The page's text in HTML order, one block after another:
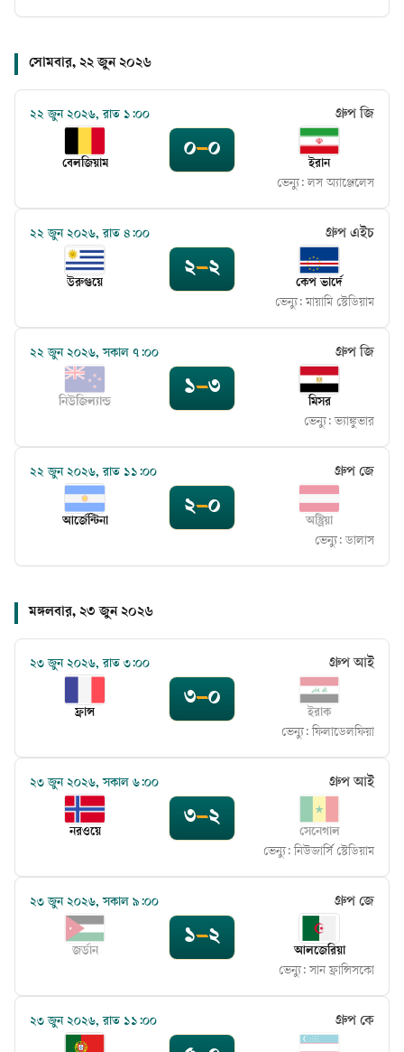
সোমবার, ২২ জুন ২০২৬
২২ জুন ২০২৬, রাত ১:০০ গ্রুপ জি
বেলজিয়াম
০–০
ইরান
ভেন্যু:লস অ্যাঞ্জেলেস
২২ জুন ২০২৬, রাত ৪:০০ গ্রুপ এইচ
উরুগুয়ে
২–২
কেপ ভার্দে
ভেন্যু: মায়ামি স্টেডিয়াম
২২ জুন ২০২৬, সকাল ৭:০০ গ্রুপ জি
নিউজিল্যান্ড
১–৩
মিসর
ভেন্যু:ভ্যাঙ্কুভার
২২ জুন ২০২৬, রাত ১১:০০ গ্রুপ জে
আর্জেন্টিনা
২–০
অস্ট্রিয়া
ভেন্যু: ডালাস
মঙ্গলবার, ২৩ জুন ২০২৬
২৩ জুন ২০২৬, রাত ৩:০০ গ্রুপ আই
ফ্রান্স
৩–০
ইরাক
ভেন্যু:ফিলাডেলফিয়া
২৩ জুন ২০২৬, সকাল ৬:০০ গ্রুপ আই
নরওয়ে
৩–২
সেনেগাল
ভেন্যু:নিউজার্সি স্টেডিয়াম
২৩ জুন ২০২৬, সকাল ৯:০০ গ্রুপ জে
জর্ডান
১–২
আলজেরিয়া
ভেন্যু: সান ফ্রান্সিসকো
২৩ জুন ২০২৬, রাত ১১:০০ গ্রুপ কে